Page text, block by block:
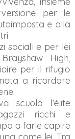
per le
e alla
sociali e per lei
High,
per il rifugio
a ricordare
scuola l'élite
ricchi e
a farle capire
come lei. Tra